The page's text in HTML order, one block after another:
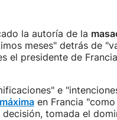
la autoría de la
meses" detrás de
el presidente de
e
en Francia
tomada el